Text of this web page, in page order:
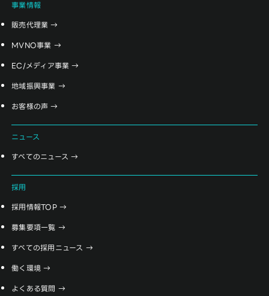
事業情報
販売代理業
MVNO事業
EC/メディア事業
地域振興事業
お客様の声
ニュース
すべてのニュース
採用
採用情報TOP
募集要項一覧
すべての採用ニュース
働く環境
よくある質問